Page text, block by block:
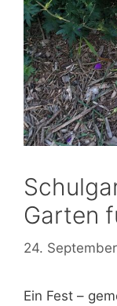
Garten
24.
Ein Fest –